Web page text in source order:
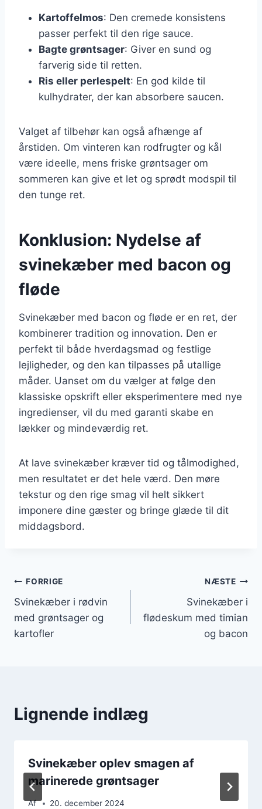
Kartoffelmos: Den cremede konsistens
passer perfekt til den rige sauce.
Bagte grøntsager: Giver en sund og
farverig side til retten.
Ris eller perlespelt: En god kilde til
kulhydrater, der kan absorbere saucen.
Valget af tilbehør kan også afhænge af
årstiden. Om vinteren kan rodfrugter og kål
være ideelle, mens friske grøntsager om
sommeren kan give et let og sprødt modspil til
den tunge ret.
Konklusion: Nydelse af
svinekæber med bacon og
fløde
Svinekæber med bacon og fløde er en ret, der
kombinerer tradition og innovation. Den er
perfekt til både hverdagsmad og festlige
lejligheder, og den kan tilpasses på utallige
måder. Uanset om du vælger at følge den
klassiske opskrift eller eksperimentere med nye
ingredienser, vil du med garanti skabe en
lækker og mindeværdig ret.
At lave svinekæber kræver tid og tålmodighed,
men resultatet er det hele værd. Den møre
tekstur og den rige smag vil helt sikkert
imponere dine gæster og bringe glæde til dit
middagsbord.
Indlægsnavigation
FORRIGE
Svinekæber i rødvin
med grøntsager og
kartofler
NÆSTE
Svinekæber i
flødeskum med timian
og bacon
Lignende indlæg
Svinekæber oplev smagen af
marinerede grøntsager
Af 20. december 2024